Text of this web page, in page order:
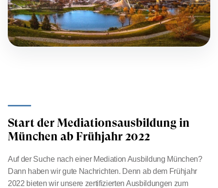
Start der Mediationsausbildung in
München ab Frühjahr 2022
Auf der Suche nach einer Mediation Ausbildung München?
Dann haben wir gute Nachrichten. Denn ab dem Frühjahr
2022 bieten wir unsere zertifizierten Ausbildungen zum